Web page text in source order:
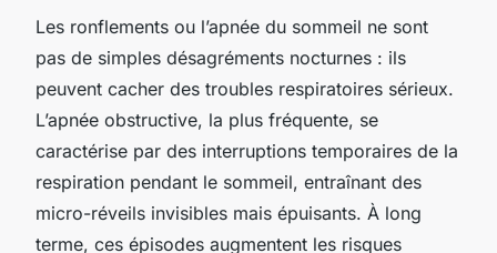
Les ronflements ou l’apnée du sommeil ne sont
pas de simples désagréments nocturnes : ils
peuvent cacher des troubles respiratoires sérieux.
L’apnée obstructive, la plus fréquente, se
caractérise par des interruptions temporaires de la
respiration pendant le sommeil, entraînant des
micro-réveils invisibles mais épuisants. À long
terme, ces épisodes augmentent les risques